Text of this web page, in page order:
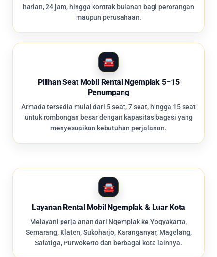
harian, 24 jam, hingga kontrak bulanan bagi perorangan
maupun perusahaan.
Pilihan Seat Mobil Rental Ngemplak 5–15
Penumpang
Armada tersedia mulai dari 5 seat, 7 seat, hingga 15 seat
untuk rombongan besar dengan kapasitas bagasi yang
menyesuaikan kebutuhan perjalanan.
Layanan Rental Mobil Ngemplak & Luar Kota
Melayani perjalanan dari Ngemplak ke Yogyakarta,
Semarang, Klaten, Sukoharjo, Karanganyar, Magelang,
Salatiga, Purwokerto dan berbagai kota lainnya.